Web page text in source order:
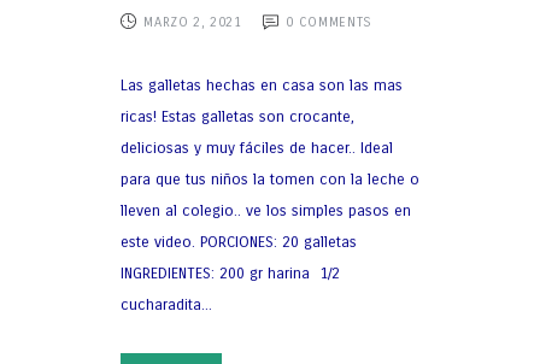
MARZO 2, 2021 0 COMMENTS
Las galletas hechas en casa son las mas
ricas! Estas galletas son crocante,
deliciosas y muy fáciles de hacer.. Ideal
para que tus niños la tomen con la leche o
lleven al colegio.. ve los simples pasos en
este video. PORCIONES: 20 galletas
INGREDIENTES: 200 gr harina 1/2
cucharadita...